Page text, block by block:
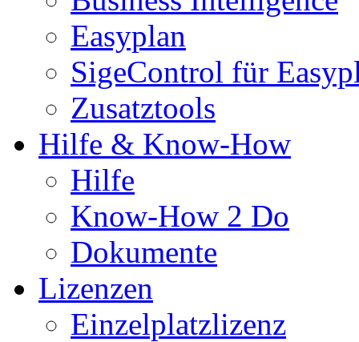
Easyplan
SigeControl für
Zusatztools
Hilfe & Know-How
Hilfe
Know-How 2 Do
Dokumente
Lizenzen
Einzelplatzlizenz